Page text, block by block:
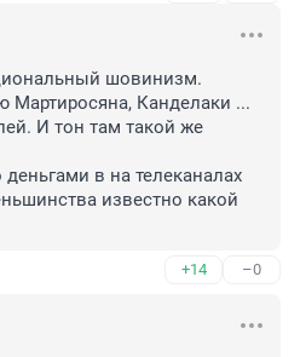
шовинизм.
Мартиросяна, Канделаки ...
И тон там такой же
в на телеканалах
известно какой
+14 –0